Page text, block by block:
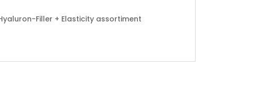
Filler + Elasticity assortiment